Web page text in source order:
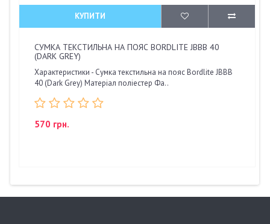
КУПИТИ
СУМКА ТЕКСТИЛЬНА НА ПОЯС BORDLITE JBBB 40
(DARK GREY)
Характеристики - Сумка текстильна на пояс Bordlite JBBB
40 (Dark Grey) Матеріал поліестер Фа..
570 грн.